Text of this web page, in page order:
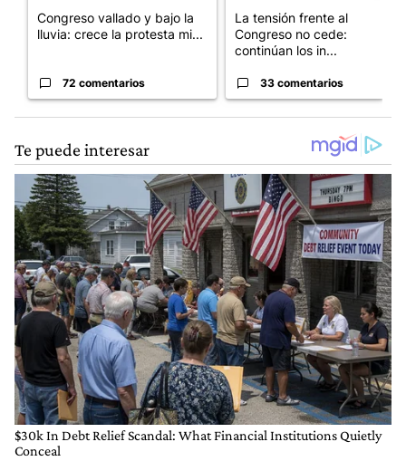
Congreso vallado y bajo la
lluvia: crece la protesta mi...
72 comentarios
La tensión frente al
Congreso no cede:
continúan los in...
33 comentarios